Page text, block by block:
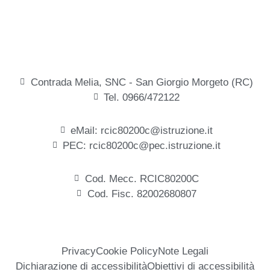
Contrada Melia, SNC - San Giorgio Morgeto (RC)
Tel. 0966/472122
eMail: rcic80200c@istruzione.it
PEC: rcic80200c@pec.istruzione.it
Cod. Mecc. RCIC80200C
Cod. Fisc. 82002680807
PrivacyCookie PolicyNote Legali
Dichiarazione di accessibilitàObiettivi di accessibilità